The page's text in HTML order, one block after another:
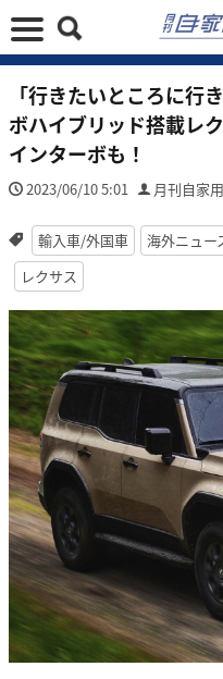
「行きたいところに行
ボハイブリッド搭載レ
インターボも！
2023/06/10 5:01 月刊自家
輸入車/外国車 海外ニュー
レクサス